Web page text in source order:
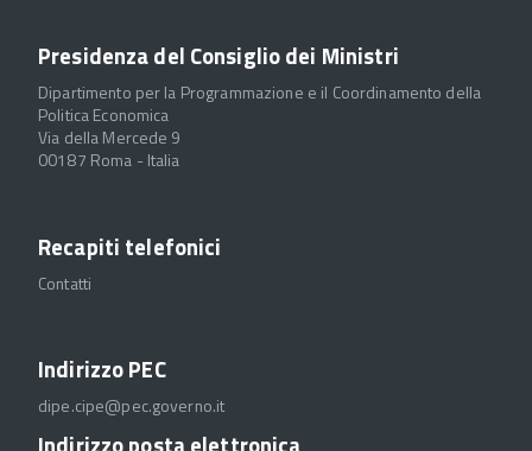
Presidenza del Consiglio dei Ministri
Dipartimento per la Programmazione e il Coordinamento della
Politica Economica
Via della Mercede 9
00187 Roma - Italia
Recapiti telefonici
Contatti
Indirizzo PEC
dipe.cipe@pec.governo.it